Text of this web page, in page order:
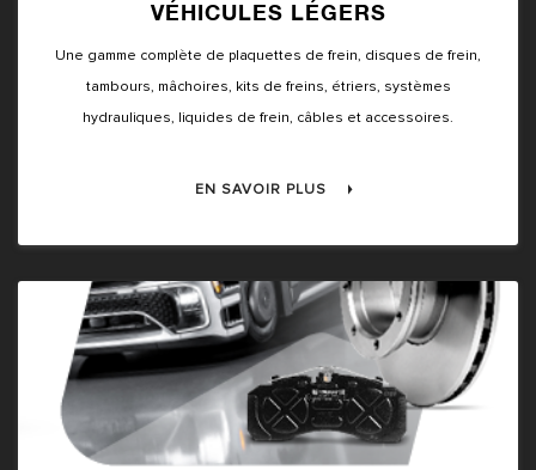
VÉHICULES LÉGERS
Une gamme complète de plaquettes de frein, disques de frein,
tambours, mâchoires, kits de freins, étriers, systèmes
hydrauliques, liquides de frein, câbles et accessoires.
EN SAVOIR PLUS